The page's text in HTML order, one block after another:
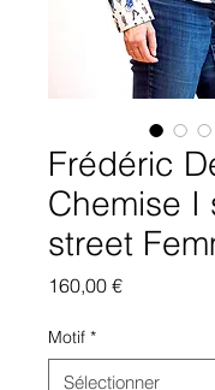
Frédéric
Chemise I
street
160,00 €Prix
Motif *